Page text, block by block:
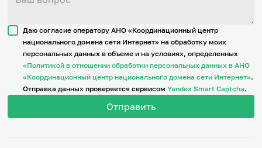
Даю согласие оператору АНО «Координационный центр
национального домена сети Интернет» на обработку моих
персональных данных в объеме и на условиях, определенных
«Политикой в отношении обработки персональных данных в АНО
«Координационный центр национального домена сети Интернет».
Отправка данных проверяется сервисомYandex Smart Captcha.